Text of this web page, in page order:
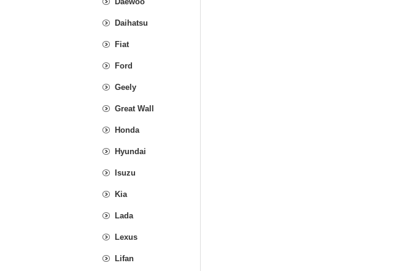
Daihatsu
Fiat
Ford
Geely
Great Wall
Honda
Hyundai
Isuzu
Kia
Lada
Lexus
Lifan